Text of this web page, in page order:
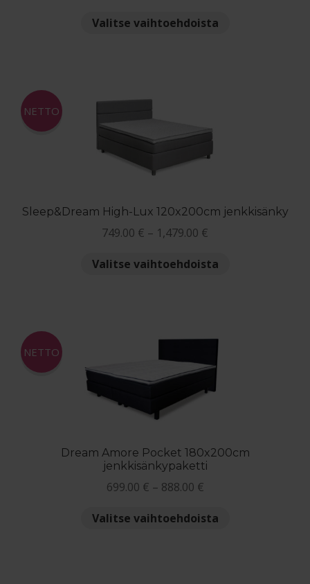
-
Valitse vaihtoehdoista
Sleep&Dream High-Lux 120x200cm jenkkisänky
NETTO
749.00 € – 1,479.00 €
-
Valitse vaihtoehdoista
Dream Amore Pocket 180x200cm
jenkkisänkypaketti
NETTO
699.00 € – 888.00 €
-
Valitse vaihtoehdoista